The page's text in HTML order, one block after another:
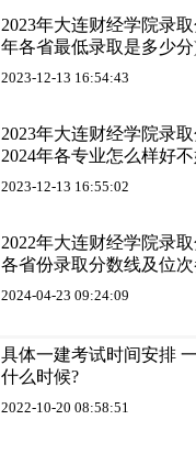
2023年大连财经学院录
年各省最低录取是多少
2023-12-13 16:54:43
2023年大连财经学院录
2024年各专业怎么样好
2023-12-13 16:55:02
2022年大连财经学院录
各省份录取分数线及位
2024-04-23 09:24:09
具体一建考试时间安排
什么时候?
2022-10-20 08:58:51